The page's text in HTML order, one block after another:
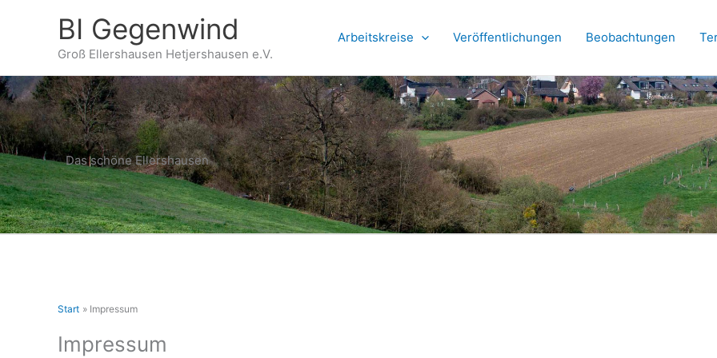
BI Gegenwind
Groß Ellershausen Hetjershausen e.V.
Arbeitskreise Veröffentlichungen Beobachtungen
Das schöne Ellershausen
Start Impressum
Impressum